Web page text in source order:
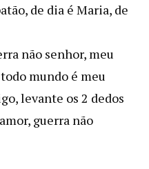
de dia é Maria, de
não senhor, meu
mundo é meu
levante os 2 dedos
guerra não